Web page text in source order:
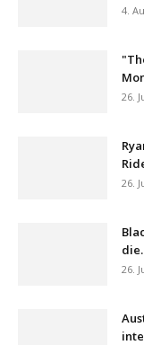
4.
26.
26.
26.